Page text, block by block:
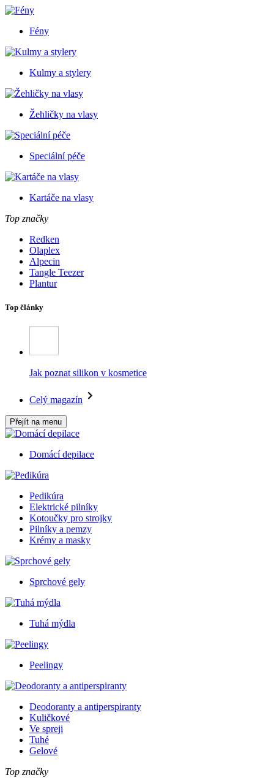
Fény
Kulmy a stylery
Žehličky na vlasy
Speciální péče
Kartáče na vlasy
Top značky
Redken
Olaplex
Alpecin
Tangle Teezer
Plantur
Top články
Jak poznat silikon v kosmetice
Celý magazín
Přejít na menu
Domácí depilace
Pedikúra
Elektrické pilníky
Kotoučky pro strojky
Pilníky a pemzy
Krémy a masky
Sprchové gely
Tuhá mýdla
Peelingy
Deodoranty a antiperspiranty
Kuličkové
Ve spreji
Tuhé
Gelové
Top značky